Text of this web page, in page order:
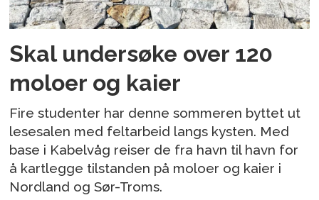
Skal undersøke over 120
moloer og kaier
Fire studenter har denne sommeren byttet ut
lesesalen med feltarbeid langs kysten. Med
base i Kabelvåg reiser de fra havn til havn for
å kartlegge tilstanden på moloer og kaier i
Nordland og Sør-Troms.